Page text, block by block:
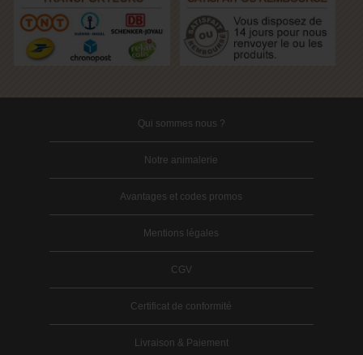
Qui sommes nous ?
Notre animalerie
Avantages et codes promos
Mentions légales
CGV
Certificat de conformité
Livraison & Paiement